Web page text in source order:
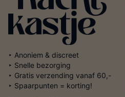
‣ Anoniem & discreet
‣ Snelle bezorging
‣ Gratis verzending vanaf 60,-
‣ Spaarpunten = korting!